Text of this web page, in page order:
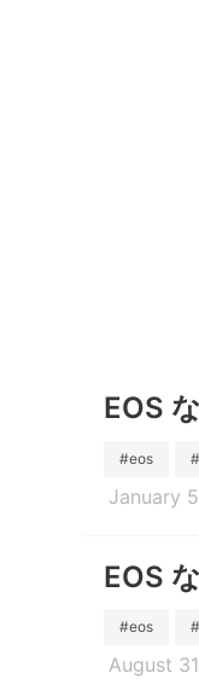
EOS
#eos
January
EOS
#eos
August